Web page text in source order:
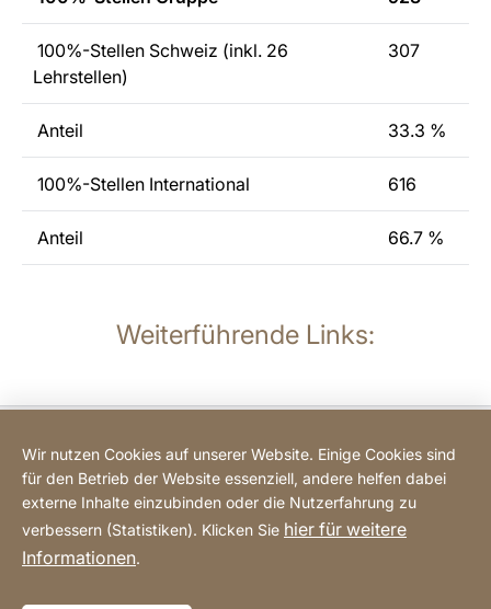
100%-Stellen Schweiz (inkl. 26
Lehrstellen)
307
Anteil 33.3 %
100%-Stellen International 616
Anteil 66.7 %
Weiterführende Links:
Einkaufsberatung
Impressum Datenschutz
Sitemap
Wir nutzen Cookies auf unserer Website. Einige Cookies sind
für den Betrieb der Website essenziell, andere helfen dabei
externe Inhalte einzubinden oder die Nutzerfahrung zu
verbessern (Statistiken). Klicken Sie hier für weitere
Informationen.